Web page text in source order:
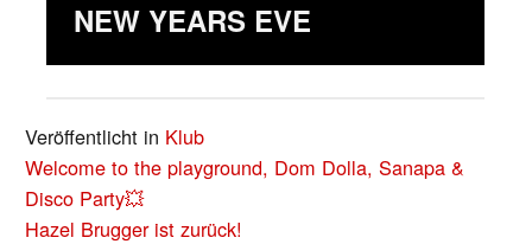
NEW YEARS EVE
Veröffentlicht in Klub
BEITRAGS-
NAVIGATION
Welcome to the playground, Dom Dolla, Sanapa &
Disco Party💥
Hazel Brugger ist zurück!